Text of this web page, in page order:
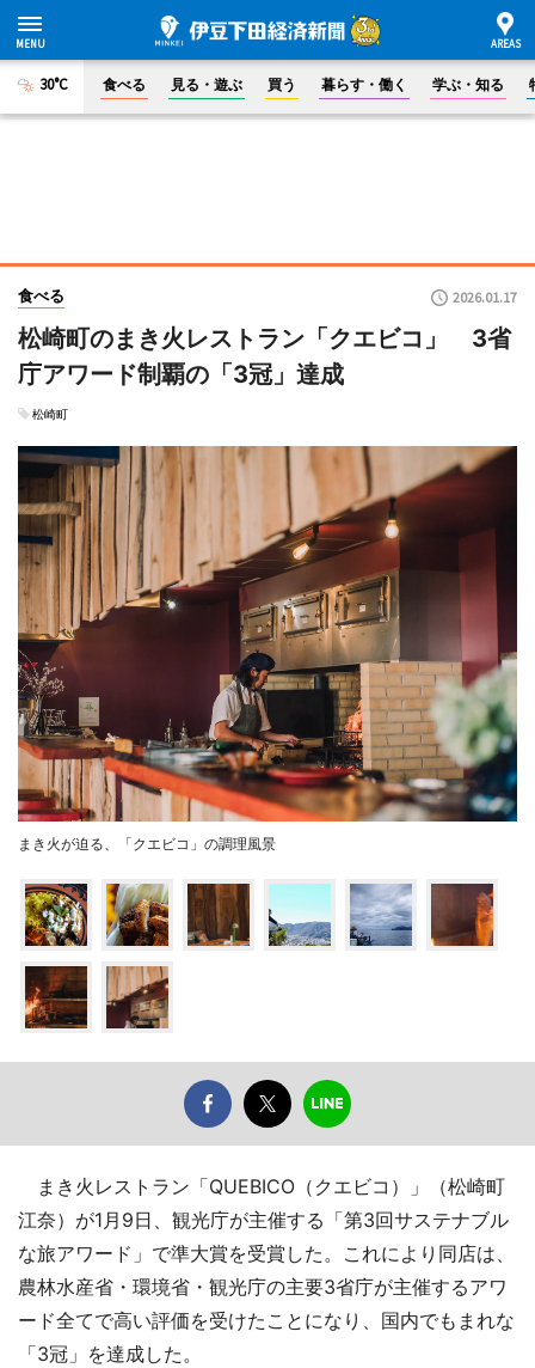
30°C 食べる 見る・遊ぶ 買う 暮らす・働く 学ぶ・知る
食べる 2026.01.17
松崎町のまき火レストラン「クエビコ」 3省
庁アワード制覇の「3冠」達成
松崎町
まき火が迫る、「クエビコ」の調理風景
まき火レストラン「QUEBICO（クエビコ）」（松崎町
江奈）が1月9日、観光庁が主催する「第3回サステナブル
な旅アワード」で準大賞を受賞した。これにより同店は、
農林水産省・環境省・観光庁の主要3省庁が主催するアワ
ード全てで高い評価を受けたことになり、国内でもまれな
「3冠」を達成した。